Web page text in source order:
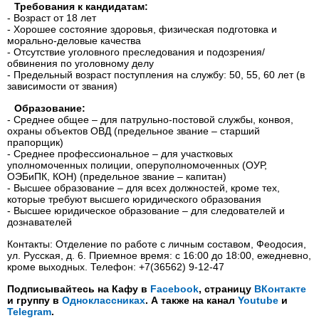
Требования к кандидатам:
- Возраст от 18 лет
- Хорошее состояние здоровья, физическая подготовка и
морально-деловые качества
- Отсутствие уголовного преследования и подозрения/
обвинения по уголовному делу
- Предельный возраст поступления на службу: 50, 55, 60 лет (в
зависимости от звания)
Образование:
- Среднее общее – для патрульно-постовой службы, конвоя,
охраны объектов ОВД (предельное звание – старший
прапорщик)
- Среднее профессиональное – для участковых
уполномоченных полиции, оперуполномоченных (ОУР,
ОЭБиПК, КОН) (предельное звание – капитан)
- Высшее образование – для всех должностей, кроме тех,
которые требуют высшего юридического образования
- Высшее юридическое образование – для следователей и
дознавателей
Контакты: Отделение по работе с личным составом, Феодосия,
ул. Русская, д. 6. Приемное время: с 16:00 до 18:00, ежедневно,
кроме выходных. Телефон: +7(36562) 9-12-47
Подписывайтесь на Кафу в Facebook, страницу ВКонтакте
и группу в Одноклассниках. А также на канал Youtube и
Telegram.